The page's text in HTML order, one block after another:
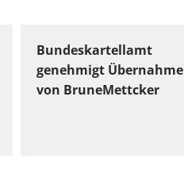
Bundeskartellamt
genehmigt Übernahme
von BruneMettcker